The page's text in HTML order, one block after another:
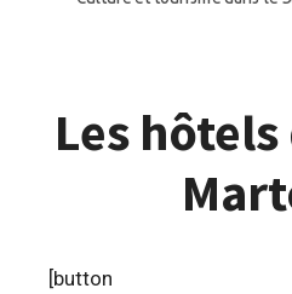
Les
[button